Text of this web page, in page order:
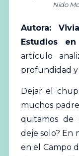
Nido
Autora:
Estudios
artículo
profundidad y
Dejar el
muchos
quitamos de
deje solo? En
en el Campo